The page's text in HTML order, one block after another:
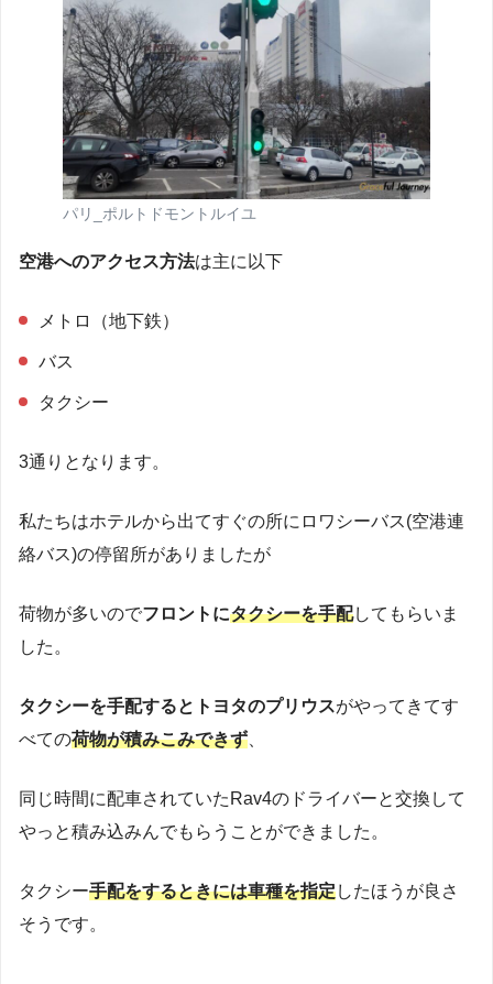
パリ_ポルトドモントルイユ
空港へのアクセス方法は主に以下
メトロ（地下鉄）
バス
タクシー
3通りとなります。
私たちはホテルから出てすぐの所にロワシーバス(空港連
絡バス)の停留所がありましたが
荷物が多いのでフロントにタクシーを手配してもらいま
した。
タクシーを手配するとトヨタのプリウスがやってきてす
べての荷物が積みこみできず
同じ時間に配車されていたRav4のドライバーと交換して
やっと積み込みんでもらうことができました。
タクシー手配をするときには車種を指定したほうが良さ
そうです。